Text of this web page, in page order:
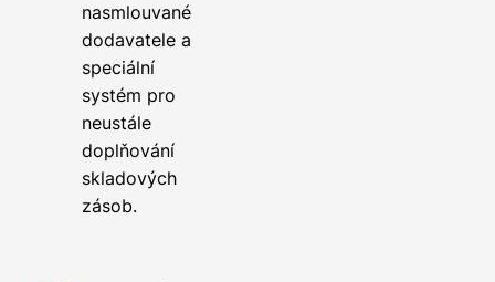
nasmlouvané
dodavatele a
speciální
systém pro
neustále
doplňování
skladových
zásob.